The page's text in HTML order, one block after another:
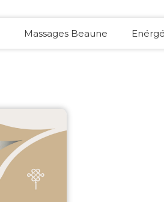
Massages Beaune